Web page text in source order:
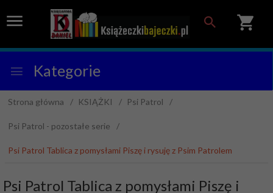
Kategorie
Strona główna KSIĄŻKI Psi Patrol
Psi Patrol - pozostałe serie
Psi Patrol Tablica z pomysłami Piszę i rysuję z Psim Patrolem
Psi Patrol Tablica z pomysłami Piszę i